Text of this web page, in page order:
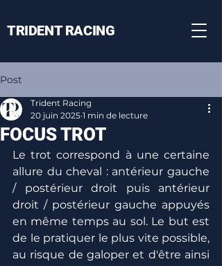
TRIDENT RACING
Post
FOCUS TROT
Trident Racing
20 juin 2025 1 min de lecture
Le trot correspond à une certaine
allure du cheval : antérieur gauche
/ postérieur droit puis antérieur
droit / postérieur gauche appuyés
en même temps au sol. Le but est
de le pratiquer le plus vite possible,
au risque de galoper et d'être ainsi